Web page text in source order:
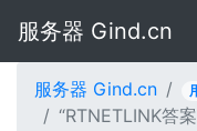
服务器 Gind.cn
服务器 Gind.cn
“RTNETLINK答